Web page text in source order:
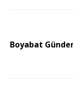
k
Boyabat